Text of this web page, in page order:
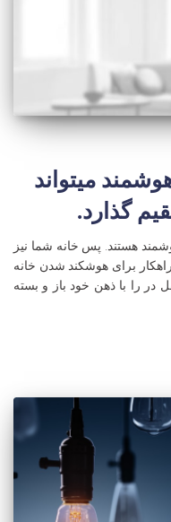
میتواند
گذارد.
هستند. پس خانه شما نیز
برای هوشکند شدن خانه
توانید قفل در را با ذهن خود باز و بسته